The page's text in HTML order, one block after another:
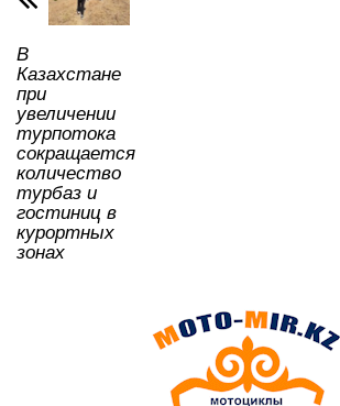
В
Казахстане
при
увеличении
турпотока
сокращается
количество
турбаз и
гостиниц в
курортных
зонах